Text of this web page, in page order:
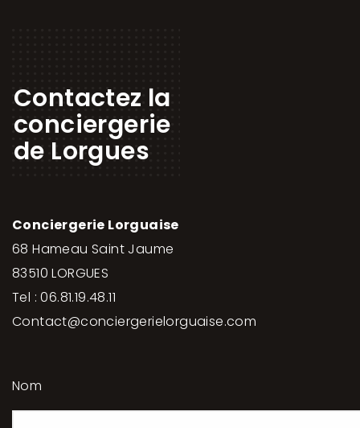
Contactez la
conciergerie
de Lorgues
Conciergerie Lorguaise
68 Hameau Saint Jaume
83510 LORGUES
Tel : 06.81.19.48.11
Contact@conciergerielorguaise.com
Nom